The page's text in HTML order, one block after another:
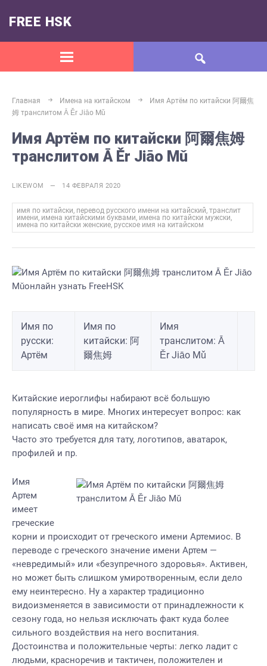
FREE HSK
Главная Имена на китайском
Имя Артём по китайски 阿爾焦
姆 транслитом Ā Ěr Jiāo Mǔ
Имя Артём по китайски 阿爾焦姆
транслитом Ā Ěr Jiāo Mǔ
LIKEWOM — 14 ФЕВРАЛЯ 2020
имя по китайски, перевод русского имени на китайский, транслит
имени, имена китайскими буквами, имена по китайски мужски,
имена по китайски женские, русское имя на китайском
Имя по
русски:
Артём
Имя по
китайски: 阿
爾焦姆
Имя
транслитом: Ā
Ěr Jiāo Mǔ
Китайские иероглифы набирают всё большую
популярность в мире. Многих интересует вопрос: как
написать своё имя на китайском?
Часто это требуется для тату, логотипов, аватарок,
профилей и пр.
Имя
Артем
имеет
греческие
корни и происходит от греческого имени Артемиос. В
переводе с греческого значение имени Артем —
«невредимый» или «безупречного здоровья». Активен,
но может быть слишком умиротворенным, если дело
ему неинтересно. Ну а характер традиционно
видоизменяется в зависимости от принадлежности к
сезону года, но нельзя исключать факт куда более
сильного воздействия на него воспитания.
Достоинства и положительные черты: легко ладит с
людьми, красноречив и тактичен, положителен и